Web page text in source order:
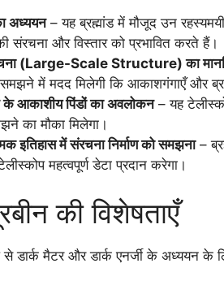
अध्ययन– यह ब्रह्मांड में मौजूद उन
संरचना और विस्तार को प्रभावित करते हैं।
(Large-Scale Structure) का
में मदद मिलेगी कि आकाशगंगाएँ और
के आकाशीय पिंडों का अवलोकन– यह
का मौका मिलेगा।
इतिहास में संरचना निर्माण को समझना–
महत्वपूर्ण डेटा प्रदान करेगा।
की विशेषताएँ
से डार्क मैटर और डार्क एनर्जी के अध्ययन के